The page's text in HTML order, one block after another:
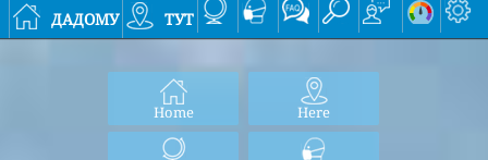
дадому тут
Home Here